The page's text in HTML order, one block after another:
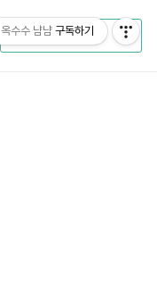
CATEGORY
옥수수 냠냠 구독하기